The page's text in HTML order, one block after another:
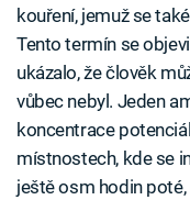
kouření, jemuž se
Tento termín se
ukázalo, že člověk
vůbec nebyl. Jeden
koncentrace
místnostech, kde se
ještě osm hodin